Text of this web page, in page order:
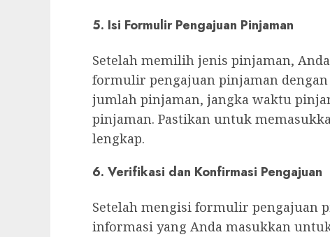
5. Isi Formulir Pengajuan Pinjaman
Setelah memilih jenis pinjaman,
formulir pengajuan pinjaman
jumlah pinjaman, jangka waktu
pinjaman. Pastikan untuk
lengkap.
6. Verifikasi dan Konfirmasi Pengajuan
Setelah mengisi formulir pengajuan
informasi yang Anda masukkan